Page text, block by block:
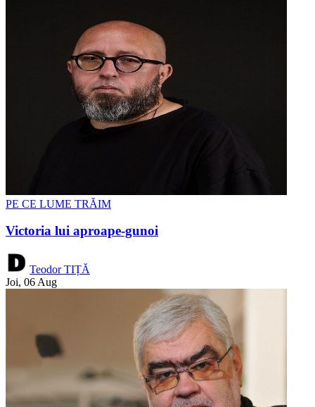
PE CE LUME TRĂIM
Victoria lui aproape-gunoi
Teodor TIȚĂ
Joi, 06 Aug